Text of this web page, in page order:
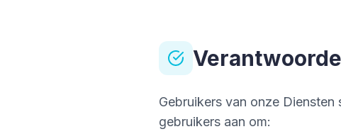
Gebruikers van onze
gebruikers aan om: